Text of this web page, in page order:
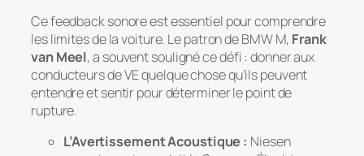
Ce feedback sonore est essentiel pour comprendre
les limites de la voiture. Le patron de BMW M, Frank
van Meel, a souvent souligné ce défi : donner aux
conducteurs de VE quelque chose qu’ils peuvent
entendre et sentir pour déterminer le point de
rupture.
L’Avertissement Acoustique : Niesen